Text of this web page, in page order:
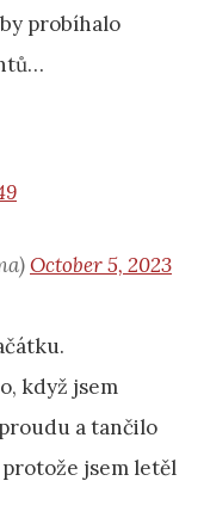
probíhalo
October 5, 2023
když jsem
a tančilo
protože jsem letěl